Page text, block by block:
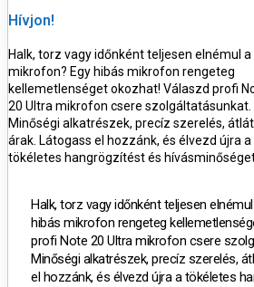
Hívjon!
Halk, torz vagy időnként teljesen elnémul a
mikrofon? Egy hibás mikrofon rengeteg
kellemetlenséget okozhat! Válaszd profi
20 Ultra mikrofon csere szolgáltatásunkat.
Minőségi alkatrészek, precíz szerelés,
árak. Látogass el hozzánk, és élvezd újra a
tökéletes hangrögzítést és
Halk, torz vagy időnként teljesen
hibás mikrofon rengeteg
profi Note 20 Ultra mikrofon csere
Minőségi alkatrészek, precíz szerelés,
el hozzánk, és élvezd újra a tökéletes